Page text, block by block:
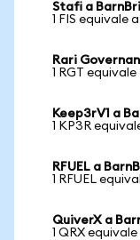
Stafi a
1 FIS equivale
Rari
1 RGT
Keep3rV1 a
1 KP3R
RFUEL a
1 RFUEL
QuiverX a
1 QRX